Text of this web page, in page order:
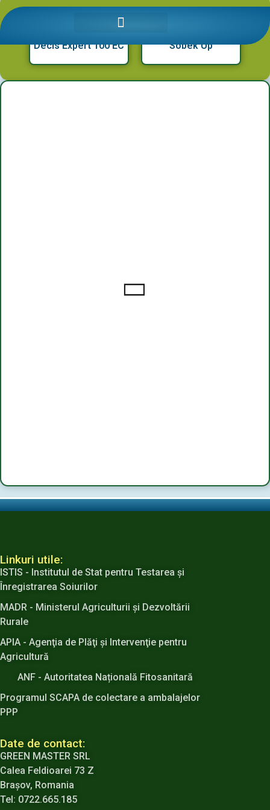
Detalii produse: Nap
Decis Expert 100 EC Sobek Up
Linkuri utile:
ISTIS - Institutul de Stat pentru Testarea şi
Înregistrarea Soiurilor
MADR - Ministerul Agriculturii şi Dezvoltării
Rurale
APIA - Agenţia de Plăţi şi Intervenţie pentru
Agricultură
ANF - Autoritatea Națională Fitosanitară
Programul SCAPA de colectare a ambalajelor
PPP
Date de contact:
GREEN MASTER SRL
Calea Feldioarei 73 Z
Brașov, Romania
Tel: 0722.665.185